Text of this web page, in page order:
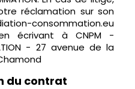
réclamation sur son
consommation.eu
écrivant à CNPM -
- 27 avenue de la
du contrat